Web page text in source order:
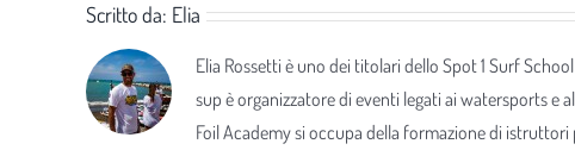
Scritto da: Elia
Elia Rossetti è uno dei titolari dello Spot 1 Surf
sup è organizzatore di eventi legati ai watersports e
Foil Academy si occupa della formazione di istruttori